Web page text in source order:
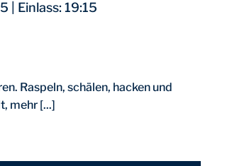
| Einlass: 19:15
Raspeln, schälen, hacken und
mehr [...]